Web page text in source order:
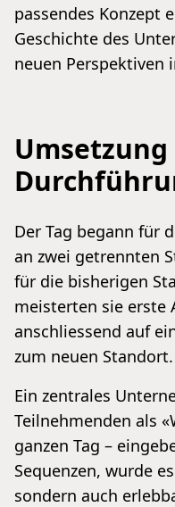
passendes Konzept
Geschichte des
neuen
Umsetzung
Der Tag begann für
an zwei getrennten
für die bisherigen
meisterten sie erste
anschliessend auf
zum neuen Standort.
Ein zentrales
Teilnehmenden als
ganzen Tag –
Sequenzen, wurde
sondern auch